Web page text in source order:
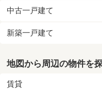
中古一戸建て
新築一戸建て
地図から周辺の物件を
賃貸